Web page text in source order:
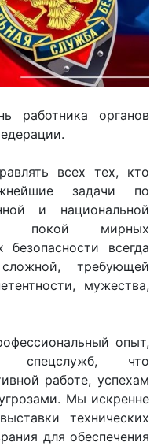
работника органов
всех тех, кто
задачи по
и национальной
покой мирных
всегда
требующей
мужества,
опыт,
спецслужб, что
работе, успехам
Мы искренне
технических
для обеспечения